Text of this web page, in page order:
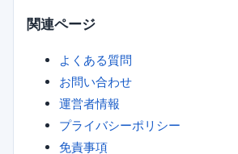
関連ページ
よくある質問
お問い合わせ
運営者情報
プライバシーポリシー
免責事項